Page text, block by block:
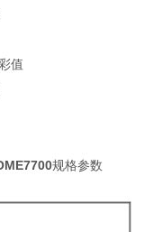
值
规格参数